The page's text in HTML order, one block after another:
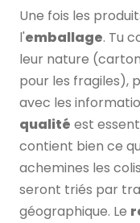
Une fois les
l'emballage. Tu
leur nature
pour les fragiles),
avec les
qualité est
contient bien ce
achemines les
seront triés par
géographique. Le